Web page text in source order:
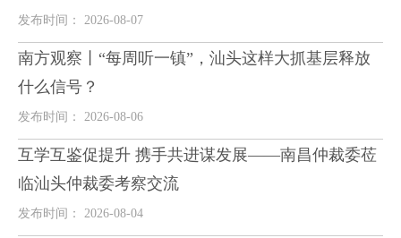
发布时间： 2026-08-07
南方观察丨“每周听一镇”，汕头这样大抓基层释放
什么信号？
发布时间： 2026-08-06
互学互鉴促提升 携手共进谋发展——南昌仲裁委莅
临汕头仲裁委考察交流
发布时间： 2026-08-04